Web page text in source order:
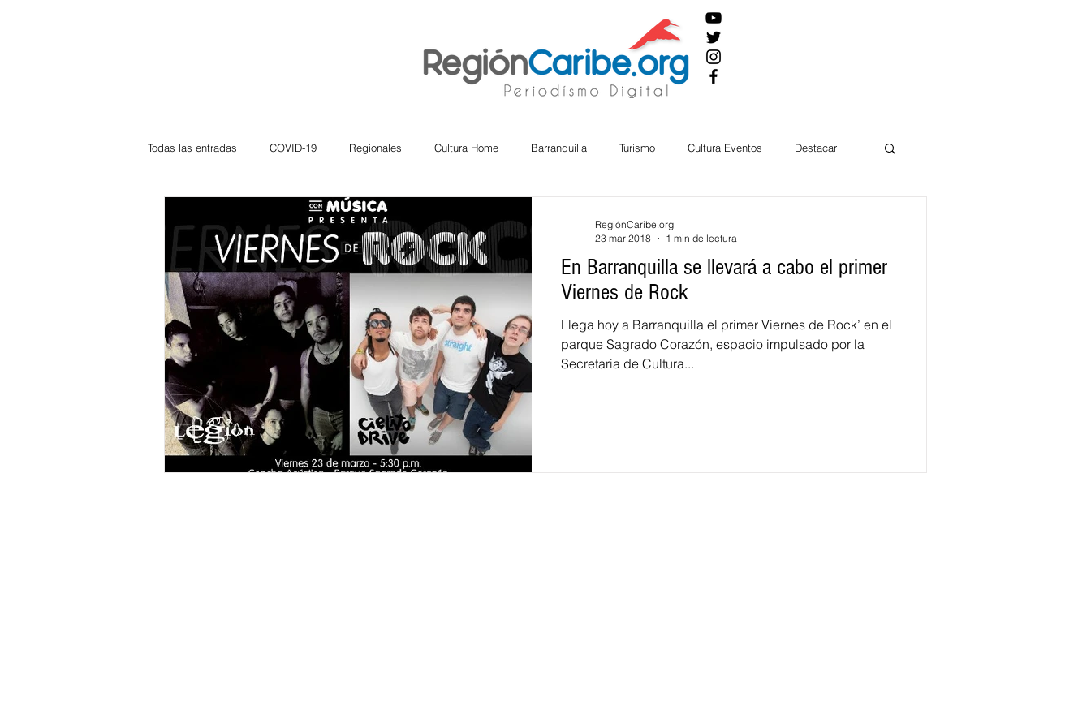
Todas las entradas COVID-19 Regionales Cultura Home Barranquilla Turismo Cultura Eventos Destacar
La Guajira
Córdoba Bloggeros Hermanos Mayores Economía RAP CARIBE Política Documentos Día 10/10 2017
Carnaval Educación BID BIENESTAR AMBIENTAL AFRO
En Barranquilla se llevará a cabo el primer
Viernes de Rock
Llega hoy a Barranquilla el primer Viernes de Rock’ en el
parque Sagrado Corazón, espacio impulsado por la
Secretaria de Cultura...
RegiónCaribe.org
23 mar 2018
1 min de lectura